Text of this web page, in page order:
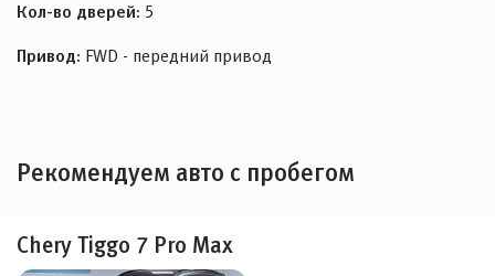
Кол-во дверей: 5
Привод: FWD - передний привод
Рекомендуем авто с пробегом
Chery Tiggo 7 Pro Max